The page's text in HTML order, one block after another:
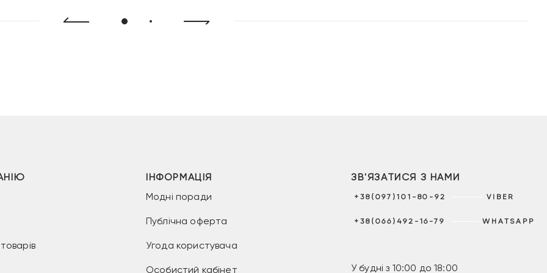
ІНФОРМАЦІЯ
Модні поради
Публічна оферта
Угода користувача
Особистий кабінет
ЗВ'ЯЗАТИСЯ З НАМИ
+38(097)101-80-92 VIBER
+38(066)492-16-79 WHATSAPP
У будні з 10:00 до 18:00